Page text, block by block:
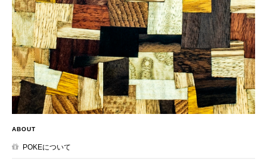
ABOUT
POKEについて